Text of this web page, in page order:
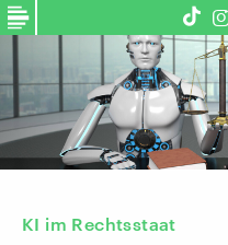
KI im Rechtsstaat